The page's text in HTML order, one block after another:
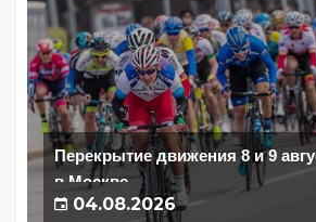
Перекрытие движения 8 и 9
в Москве
04.08.2026